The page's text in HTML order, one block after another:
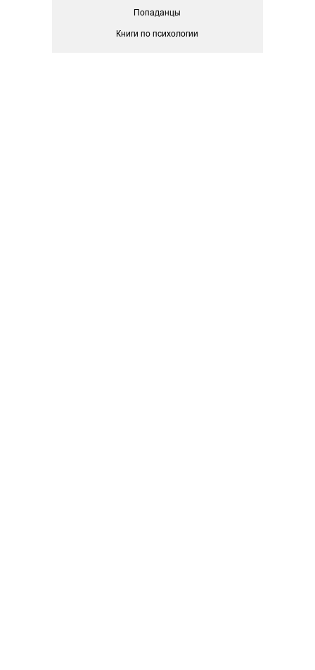
Попаданцы
Книги по психологии